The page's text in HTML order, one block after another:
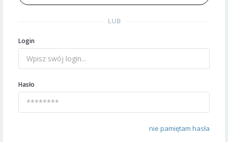
LUB
Login
Hasło
nie pamiętam hasła